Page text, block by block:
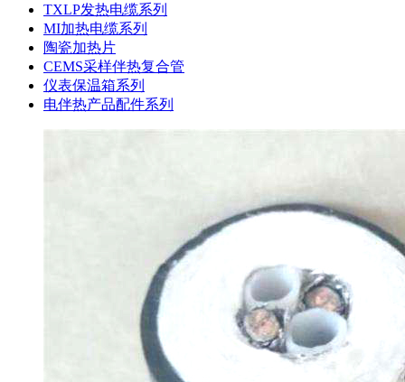
TXLP发热电缆系列
MI加热电缆系列
陶瓷加热片
CEMS采样伴热复合管
仪表保温箱系列
电伴热产品配件系列